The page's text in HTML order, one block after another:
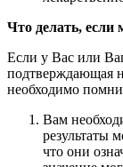
Что делать,
Если у Вас или
подтверждающая
необходимо
Вам
результаты
что они